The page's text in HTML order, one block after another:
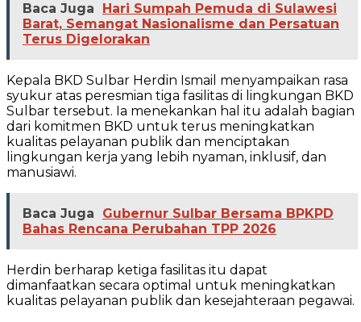
Baca Juga
Hari Sumpah Pemuda di Sulawesi
Barat, Semangat Nasionalisme dan Persatuan
Terus Digelorakan
Kepala BKD Sulbar Herdin Ismail menyampaikan rasa
syukur atas peresmian tiga fasilitas di lingkungan BKD
Sulbar tersebut. Ia menekankan hal itu adalah bagian
dari komitmen BKD untuk terus meningkatkan
kualitas pelayanan publik dan menciptakan
lingkungan kerja yang lebih nyaman, inklusif, dan
manusiawi.
Baca Juga
Gubernur Sulbar Bersama BPKPD
Bahas Rencana Perubahan TPP 2026
Herdin berharap ketiga fasilitas itu dapat
dimanfaatkan secara optimal untuk meningkatkan
kualitas pelayanan publik dan kesejahteraan pegawai.